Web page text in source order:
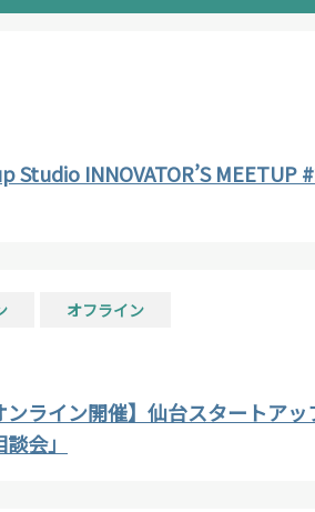
Studio INNOVATOR’S MEETUP
オフライン
ライン開催】仙台スタートアッ
会」